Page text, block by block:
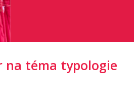
na téma typologie